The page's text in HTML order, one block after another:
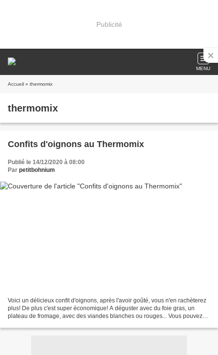
Publicité
MENU
Accueil » thermomix
thermomix
Confits d'oignons au Thermomix
Publié le 14/12/2020 à 08:00
Par petitbohnium
Voici un délicieux confit d'oignons, après l'avoir goûté, vous n'en rachèterez
plus! De plus c'est super économique! A déguster avec du foie gras, un
plateau de fromage, avec des viandes blanches ou rouges... Vous pouvez